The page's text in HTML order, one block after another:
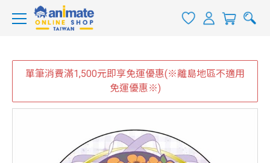
單筆消費滿1,500元即享免運優惠(※離島地區不適用
免運優惠※)